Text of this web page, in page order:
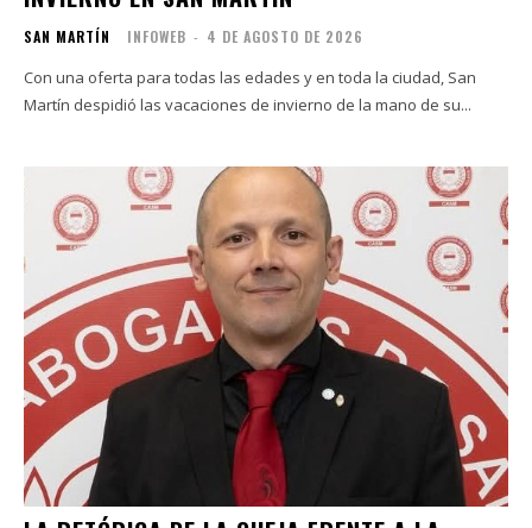
SAN MARTÍN INFOWEB - 4 DE AGOSTO DE 2026
Con una oferta para todas las edades y en toda la ciudad, San
Martín despidió las vacaciones de invierno de la mano de su...